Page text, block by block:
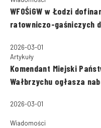
WFOŚiGW w Łodzi
ratowniczo-gaśniczych
2026-03-01
Artykuły
Komendant Miejski
Wałbrzychu ogłasza
2026-03-01
Wiadomości